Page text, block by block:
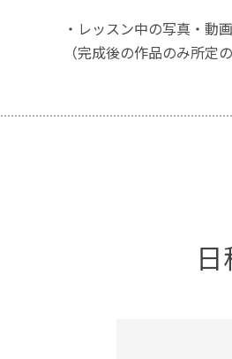
・レッスン中の写真・動
（完成後の作品のみ所定